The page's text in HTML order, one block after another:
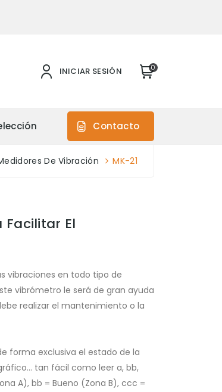
INICIAR SESIÓN 0
Contacto
De Vibración MK-21
Facilitar El
vibraciones en todo tipo de
vibrómetro le será de gran ayuda
realizar el mantenimiento o la
forma exclusiva el estado de la
tan fácil como leer a, bb,
A), bb = Bueno (Zona B), ccc =